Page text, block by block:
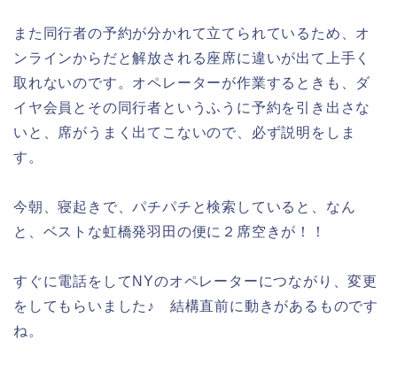
また同行者の予約が分かれて立てられているため、オ
ンラインからだと解放される座席に違いが出て上手く
取れないのです。オペレーターが作業するときも、ダ
イヤ会員とその同行者というふうに予約を引き出さな
いと、席がうまく出てこないので、必ず説明をしま
す。
今朝、寝起きで、パチパチと検索していると、なん
と、ベストな虹橋発羽田の便に２席空きが！！
すぐに電話をしてNYのオペレーターにつながり、変更
をしてもらいました♪ 結構直前に動きがあるものです
ね。